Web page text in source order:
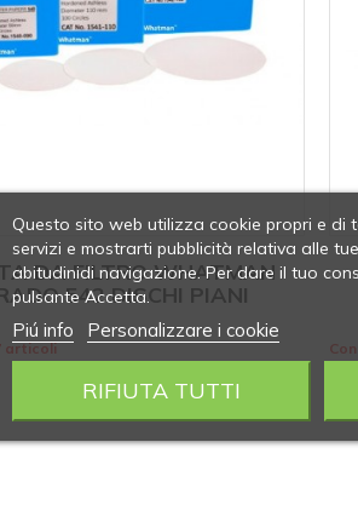
DA FILTRO WHATMAN
542 DISCHI PIANI
articoli
Questo sito web utilizza cookie propri e di
servizi e mostrarti pubblicità relativa alle
abitudinidi navigazione. Per dare il tuo
pulsante Accetta.
Piú info Personalizzare i cookie
RIFIUTA TUTTI